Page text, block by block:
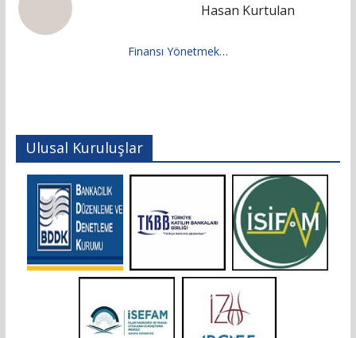
Hasan Kurtulan
Finansı Yönetmek…
Ulusal Kuruluşlar